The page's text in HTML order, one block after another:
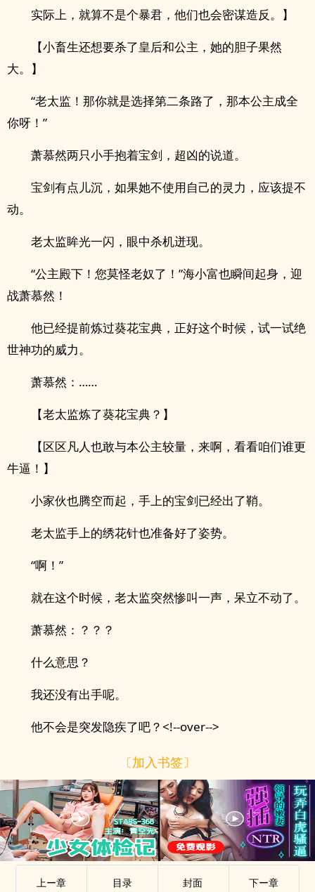
实际上，就算不是个暴君，他们也会密谋造反。】
【小畜生还想要杀了皇后和公主，她的胆子果然
大。】
“老太监！那你就是选择第二条路了，那本公主成全
你呀！”
萧慕然两只小手抱着宝剑，超凶的说道。
宝剑有点儿沉，如果她不使用自己的灵力，应该提不
动。
老太监眸光一闪，眼中杀机迸现。
“公主殿下！您莫怪老奴了！”海小富也瞬间起身，迎
战萧慕然！
他已经提前炼过葵花宝典，正好这个时候，试一试绝
世神功的威力。
萧慕然：……
【老太监炼了葵花宝典？】
【区区凡人也敢与本公主较量，来啊，看看咱们谁更
牛逼！】
小家伙也腾空而起，手上的宝剑已经出了鞘。
老太监手上的绣花针也准备好了姿势。
“啊！”
就在这个时候，老太监突然惨叫一声，呆立不动了。
萧慕然：？？？
什么意思？
我还没有出手呢。
他不会是突发隐疾了吧？<!--over-->
〔加入书签〕
上ー章 目录 封面 下ー章